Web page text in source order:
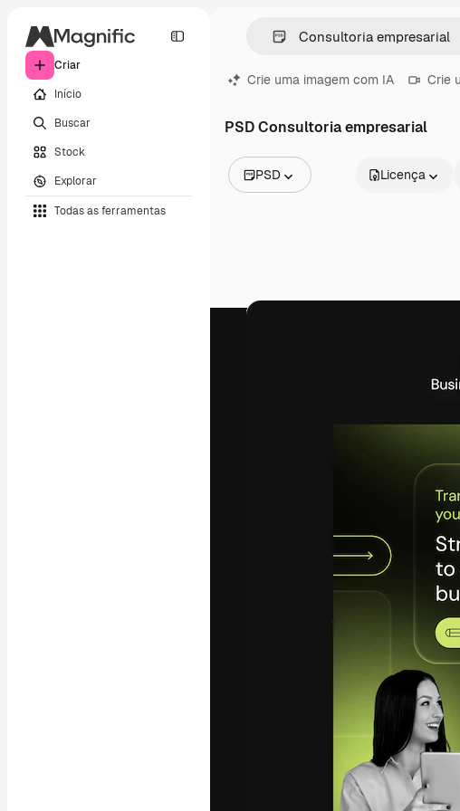
Criar
Início
Buscar
Stock
Explorar
Todas as ferramentas
Crie uma imagem com IA Crie
PSD Consultoria empresarial
PSD
Vídeos
Licença
agências e estúdios.
Copyright © 2010-2026